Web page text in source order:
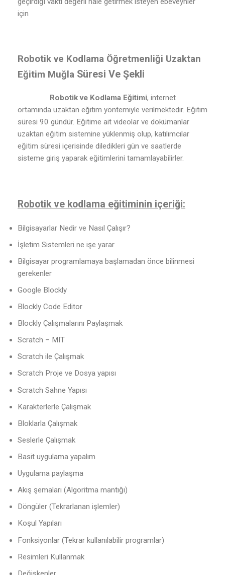
için
Robotik ve Kodlama Öğretmenliği Uzaktan
Eğitim Muğla Süresi Ve Şekli
Robotik ve Kodlama Eğitimi, internet
ortamında uzaktan eğitim yöntemiyle verilmektedir. Eğitim
süresi 90 gündür. Eğitime ait videolar ve dokümanlar
uzaktan eğitim sistemine yüklenmiş olup, katılımcılar
eğitim süresi içerisinde diledikleri gün ve saatlerde
sisteme giriş yaparak eğitimlerini tamamlayabilirler.
Robotik ve kodlama eğitiminin içeriği:
Bilgisayarlar Nedir ve Nasıl Çalışır?
İşletim Sistemleri ne işe yarar
Bilgisayar programlamaya başlamadan önce bilinmesi
gerekenler
Google Blockly
Blockly Code Editor
Blockly Çalışmalarını Paylaşmak
Scratch – MIT
Scratch ile Çalışmak
Scratch Proje ve Dosya yapısı
Scratch Sahne Yapısı
Karakterlerle Çalışmak
Bloklarla Çalışmak
Seslerle Çalışmak
Basit uygulama yapalım
Uygulama paylaşma
Akış şemaları (Algoritma mantığı)
Döngüler (Tekrarlanan işlemler)
Koşul Yapıları
Fonksiyonlar (Tekrar kullanılabilir programlar)
Resimleri Kullanmak